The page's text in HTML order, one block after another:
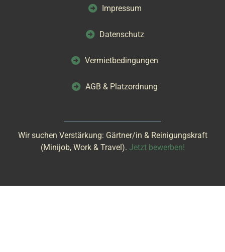
Impressum
Datenschutz
Vermietbedingungen
AGB & Platzordnung
Wir suchen Verstärkung: Gärtner/in & Reinigungskraft
(Minijob, Work & Travel). Jetzt bewerben!